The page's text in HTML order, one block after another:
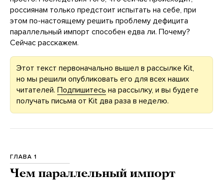
россиянам только предстоит испытать на себе, при
этом по-настоящему решить проблему дефицита
параллельный импорт способен едва ли. Почему?
Сейчас расскажем.
Этот текст первоначально вышел в рассылке Kit,
но мы решили опубликовать его для всех наших
читателей. Подпишитесь на рассылку, и вы будете
получать письма от Kit два раза в неделю.
ГЛАВА 1
Чем параллельный импорт